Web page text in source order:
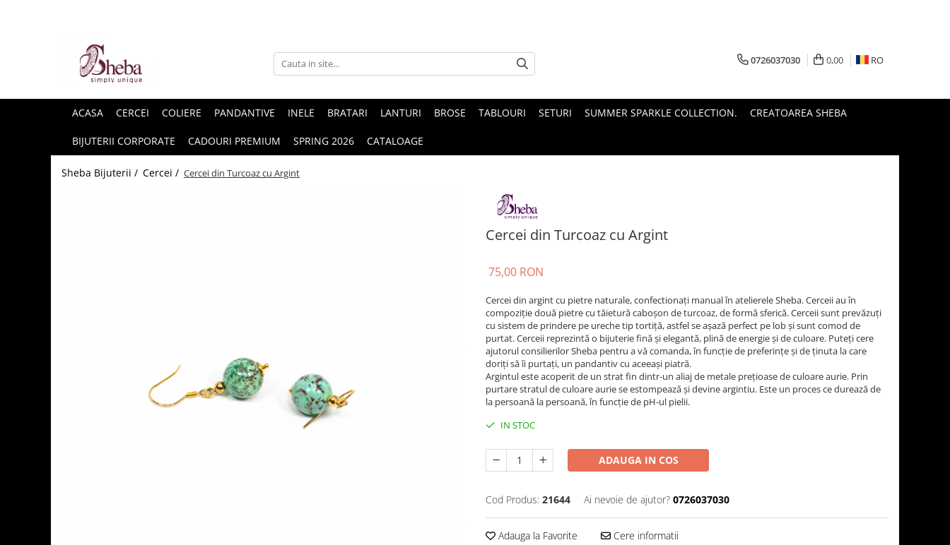
0726037030 0,00 RO
ACASA CERCEI COLIERE PANDANTIVE INELE BRATARI LANTURI BROSE TABLOURI SETURI SUMMER SPARKLE COLLECTION. CREATOAREA SHEBA
BIJUTERII CORPORATE CADOURI PREMIUM SPRING 2026 CATALOAGE
Sheba Bijuterii / Cercei / Cercei din Turcoaz cu Argint
Cercei din Turcoaz cu Argint
75,00 RON
Cercei din argint cu pietre naturale, confectionați manual în atelierele Sheba. Cerceii au în
compoziție două pietre cu tăietură caboșon de turcoaz, de formă sferică. Cerceii sunt prevăzuți
cu sistem de prindere pe ureche tip tortiță, astfel se așază perfect pe lob și sunt comod de
purtat. Cerceii reprezintă o bijuterie fină și elegantă, plină de energie și de culoare. Puteți cere
ajutorul consilierilor Sheba pentru a vă comanda, în funcție de preferințe și de ținuta la care
doriți să îi purtați, un pandantiv cu aceeași piatră.
Argintul este acoperit de un strat fin dintr-un aliaj de metale prețioase de culoare aurie. Prin
purtare stratul de culoare aurie se estompează și devine argintiu. Este un proces ce durează de
la persoană la persoană, în funcție de pH-ul pielii.
IN STOC
ADAUGA IN COS
Cod Produs: 21644 Ai nevoie de ajutor? 0726037030
Adauga la Favorite Cere informatii